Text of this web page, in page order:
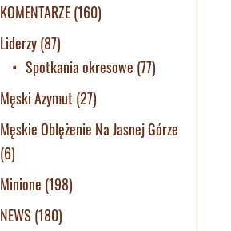
KOMENTARZE(160)
Liderzy(87)
Spotkania okresowe (77)
Męski Azymut (27)
Męskie Oblężenie Na Jasnej Górze
(6)
Minione (198)
NEWS (180)